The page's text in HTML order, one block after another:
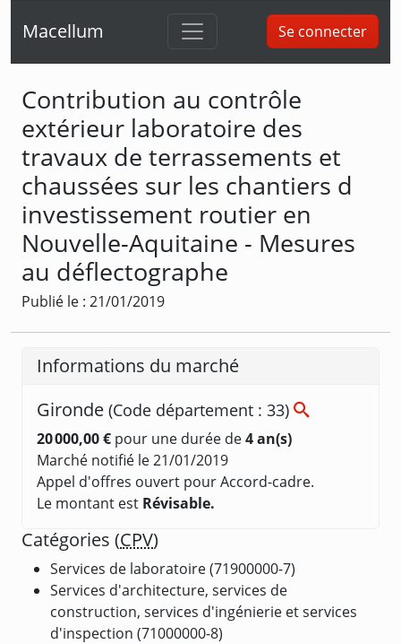
Macellum Se connecter
Contribution au contrôle
extérieur laboratoire des
travaux de terrassements et
chaussées sur les chantiers d
investissement routier en
Nouvelle-Aquitaine - Mesures
au déflectographe
Publié le : 21/01/2019
Informations du marché
Gironde (Code département : 33)
20 000,00 € pour une durée de4 an(s)
Marché notifié le 21/01/2019
Appel d'offres ouvert pour Accord-cadre.
Le montant est Révisable.
Catégories (CPV)
Services de laboratoire (71900000-7)
Services d'architecture, services de
construction, services d'ingénierie et services
d'inspection (71000000-8)